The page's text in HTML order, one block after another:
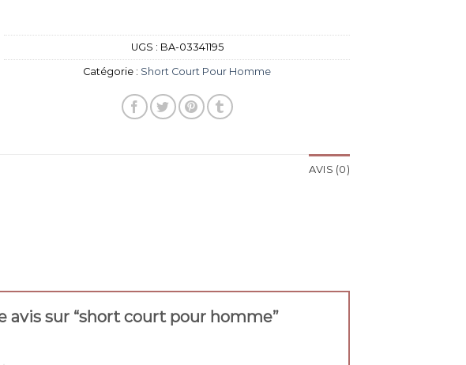
UGS : BA-03341195
Catégorie : Short Court Pour Homme
AVIS (0)
avis sur “short court pour homme”